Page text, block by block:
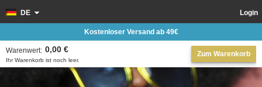
Login
DE
Zum Warenkorb
Ihr Warenkorb ist noch leer.
Warenwert: 0,00 €
Kostenloser Versand ab 49€